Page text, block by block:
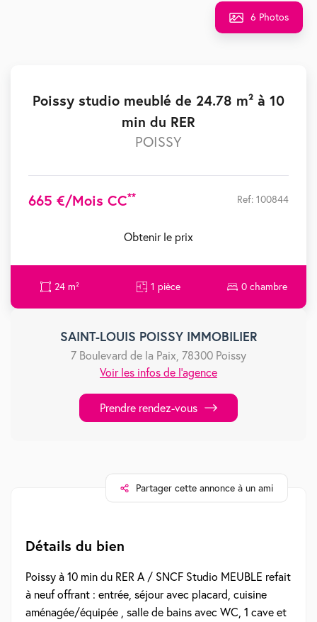
Poissy studio meublé de 24.78 m² à 10
min du RER
POISSY
665 €/mois CC** Ref: 100844
Obtenir le prix
24 m² 1 pièce 0 chambre
SAINT-LOUIS POISSY IMMOBILIER
7 Boulevard de la Paix, 78300 Poissy
Voir les infos de l'agence
Prendre rendez-vous
6 Photos
Partager cette annonce à un ami
Détails du bien
Poissy à 10 min du RER A / SNCF Studio MEUBLE refait
à neuf offrant : entrée, séjour avec placard, cuisine
aménagée/équipée , salle de bains avec WC, 1 cave et